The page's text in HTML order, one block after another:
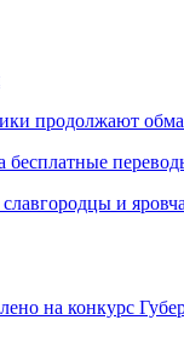
продолжают
бесплатные
славгородцы и
на конкурс